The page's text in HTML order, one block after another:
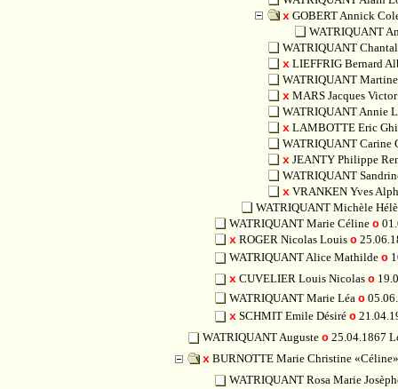
x GOBERT Annick
WATRIQUANT
WATRIQUANT
x LIEFFRIG Bernard
WATRIQUANT
x MARS Jacques
WATRIQUANT Annie
x LAMBOTTE Eric
WATRIQUANT Carine
x JEANTY Philippe
WATRIQUANT
x VRANKEN Yves
WATRIQUANT Michèle
WATRIQUANT Marie Céline o
x ROGER Nicolas Louis o
WATRIQUANT Alice Mathilde o
x CUVELIER Louis Nicolas o
WATRIQUANT Marie Léa o
x SCHMIT Emile Désiré o
WATRIQUANT Auguste o 25.04.1867
x BURNOTTE Marie Christine
WATRIQUANT Rosa Marie